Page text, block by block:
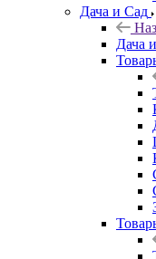
Дача и Сад
Дача